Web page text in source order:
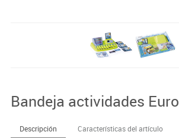
Bandeja actividades Euro
Descripción Características del artículo